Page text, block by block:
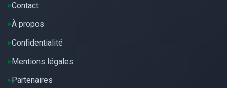
Contact
À propos
Confidentialité
Mentions légales
Partenaires